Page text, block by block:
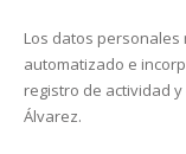
Los datos
automatizado e
registro de actividad
Álvarez.